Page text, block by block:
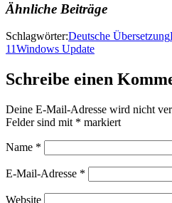
Ähnliche Beiträge
Schlagwörter:Deutsche Übersetzung
11Windows Update
Schreibe einen
Deine E-Mail-Adresse wird nicht
Felder sind mit * markiert
Name *
E-Mail-Adresse *
Website